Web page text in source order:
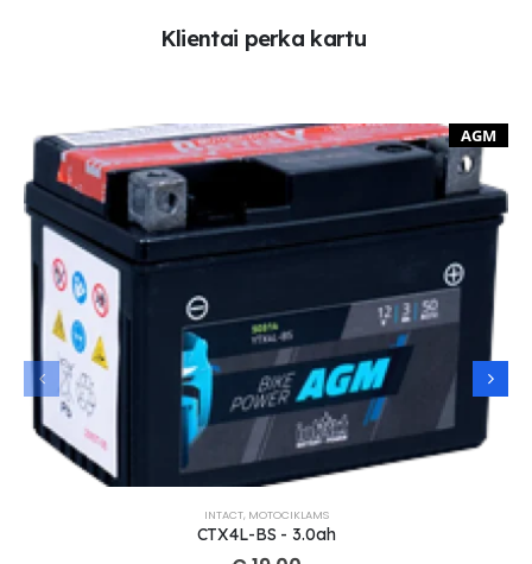
Klientai perka kartu
AGM
INTACT, MOTOCIKLAMS
CTX4L-BS - 3.0ah